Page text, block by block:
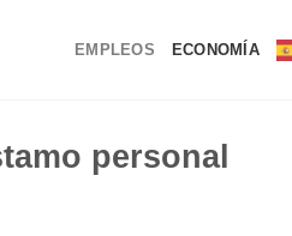
EMPLEOS ECONOMÍA
personal